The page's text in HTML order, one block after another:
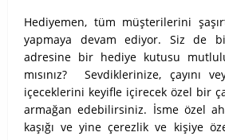
Hediyemen, tüm müşterilerini
yapmaya devam ediyor. Siz de
adresine bir hediye kutusu
mısınız? Sevdiklerinize, çayını
içeceklerini keyifle içirecek özel bir
armağan edebilirsiniz. İsme özel
kaşığı ve yine çerezlik ve kişiye